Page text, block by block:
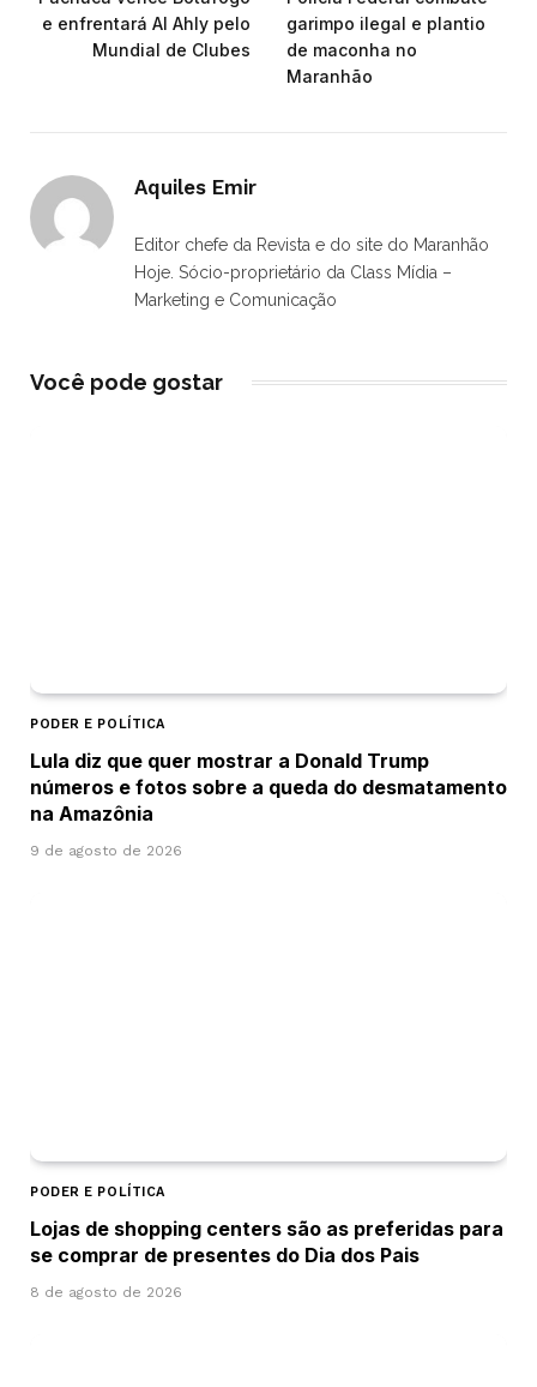
e enfrentará Al Ahly pelo
Mundial de Clubes
garimpo ilegal e plantio
de maconha no
Maranhão
Aquiles Emir
Editor chefe da Revista e do site do Maranhão
Hoje. Sócio-proprietário da Class Mídia –
Marketing e Comunicação
Você pode gostar
PODER E POLÍTICA
Lula diz que quer mostrar a Donald Trump
números e fotos sobre a queda do desmatamento
na Amazônia
9 de agosto de 2026
PODER E POLÍTICA
Lojas de shopping centers são as preferidas para
se comprar de presentes do Dia dos Pais
8 de agosto de 2026